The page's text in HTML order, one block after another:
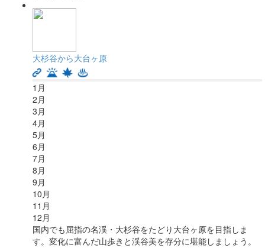
大杉谷から大台ヶ原
1 月
2月
3月
4月
5月
6月
7月
8月
9月
10月
11 月
12月
国内でも屈指の名渓・大杉谷をたどり大台ヶ原を目指しま
す。変化に富んだ山歩きと渓谷美を存分に堪能しましょう。